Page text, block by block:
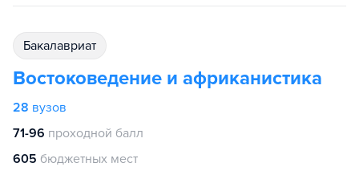
бакалавриат
Востоковедение и африканистика
28 вузов
71-96 проходной балл
605 бюджетных мест